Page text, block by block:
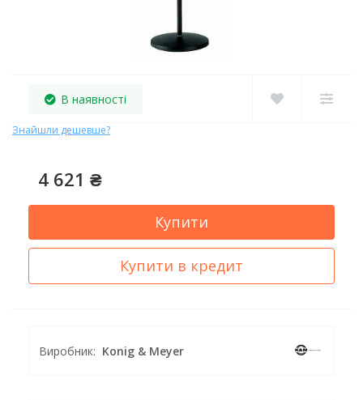
В наявності
Знайшли дешевше?
4 621 ₴
Купити
Купити в кредит
Виробник: Konig & Meyer